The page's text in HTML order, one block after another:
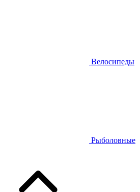
Велосипеды
Рыболовные